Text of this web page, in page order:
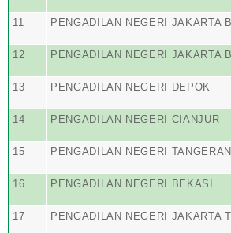
11 PENGADILAN NEGERI JAKARTA
12 PENGADILAN NEGERI JAKARTA
13 PENGADILAN NEGERI DEPOK
14 PENGADILAN NEGERI CIANJUR
15 PENGADILAN NEGERI
16 PENGADILAN NEGERI BEKASI
17 PENGADILAN NEGERI JAKARTA